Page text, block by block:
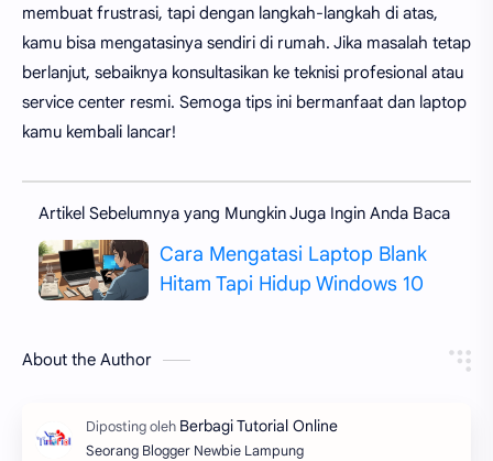
membuat frustrasi, tapi dengan langkah-langkah di atas,
kamu bisa mengatasinya sendiri di rumah. Jika masalah tetap
berlanjut, sebaiknya konsultasikan ke teknisi profesional atau
service center resmi. Semoga tips ini bermanfaat dan laptop
kamu kembali lancar!
Artikel Sebelumnya yang Mungkin Juga Ingin Anda Baca
Cara Mengatasi Laptop Blank
Hitam Tapi Hidup Windows 10
About the Author
Seorang Blogger Newbie Lampung